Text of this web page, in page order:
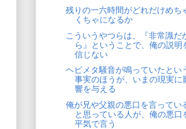
残りの一六時間がどれだけめち
くちゃになるか
こういうやつらは、『非常識だ
ら』ということで、俺の説明
信じない
ヘビメタ騒音が鳴っていたとい
事実のほうが、いまの現実に
響を与える
俺が兄や父親の悪口を言ってい
と思っている人が、俺の悪口
平気で言う